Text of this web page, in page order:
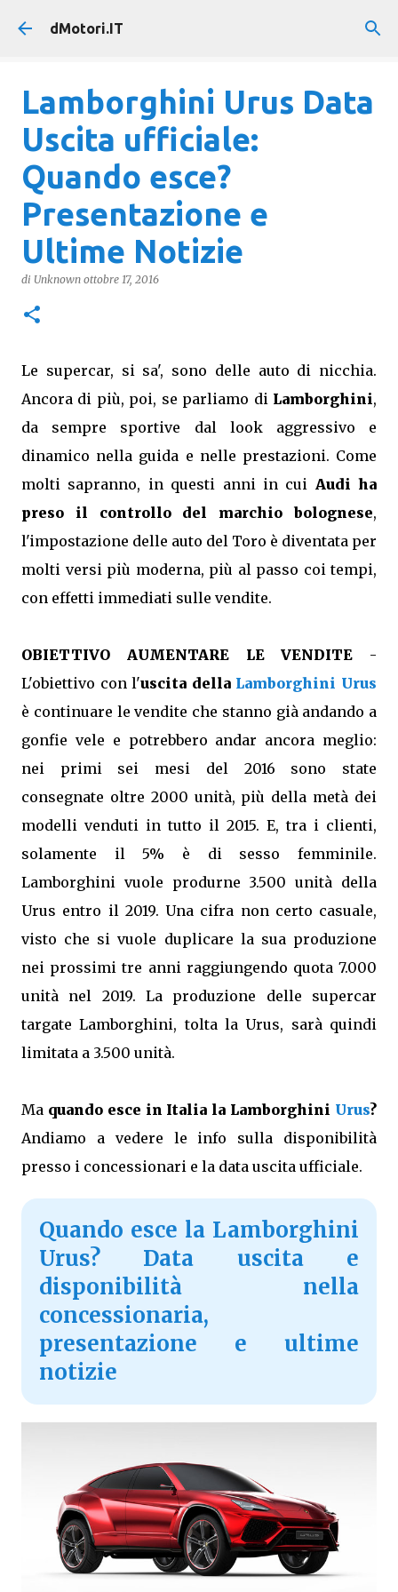
Passa ai contenuti principali
dMotori.IT
Lamborghini Urus Data
Uscita ufficiale:
Quando esce?
Presentazione e
Ultime Notizie
di Unknown ottobre 17, 2016
Le supercar, si sa', sono delle auto di nicchia.
Ancora di più, poi, se parliamo di Lamborghini,
da sempre sportive dal look aggressivo e
dinamico nella guida e nelle prestazioni. Come
molti sapranno, in questi anni in cui Audi ha
preso il controllo del marchio bolognese,
l'impostazione delle auto del Toro è diventata per
molti versi più moderna, più al passo coi tempi,
con effetti immediati sulle vendite.
OBIETTIVO AUMENTARE LE VENDITE -
L'obiettivo con l'uscita della Lamborghini Urus
è continuare le vendite che stanno già andando a
gonfie vele e potrebbero andar ancora meglio:
nei primi sei mesi del 2016 sono state
consegnate oltre 2000 unità, più della metà dei
modelli venduti in tutto il 2015. E, tra i clienti,
solamente il 5% è di sesso femminile.
Lamborghini vuole produrne 3.500 unità della
Urus entro il 2019. Una cifra non certo casuale,
visto che si vuole duplicare la sua produzione
nei prossimi tre anni raggiungendo quota 7.000
unità nel 2019. La produzione delle supercar
targate Lamborghini, tolta la Urus, sarà quindi
limitata a 3.500 unità.
Ma quando esce in Italia la Lamborghini Urus?
Andiamo a vedere le info sulla disponibilità
presso i concessionari e la data uscita ufficiale.
Quando esce la Lamborghini
Urus? Data uscita e
disponibilità nella
concessionaria,
presentazione e ultime
notizie